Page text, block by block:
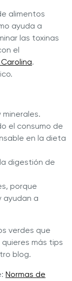
alimentos
ayuda a
las toxinas
el
.
el consumo de
en la dieta
digestión de
porque
ayudan a
verdes que
más tips
blog.
Normas de